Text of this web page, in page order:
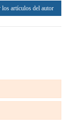
los artículos del autor